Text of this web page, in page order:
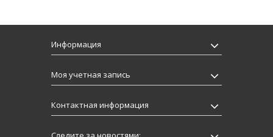
Информация
Моя учетная запись
Контактная информация